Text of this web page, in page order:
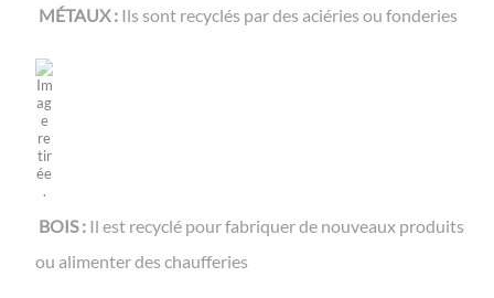
MÉTAUX : Ils sont recyclés par des aciéries ou fonderies
BOIS : Il est recyclé pour fabriquer de nouveaux produits
ou alimenter des chaufferies